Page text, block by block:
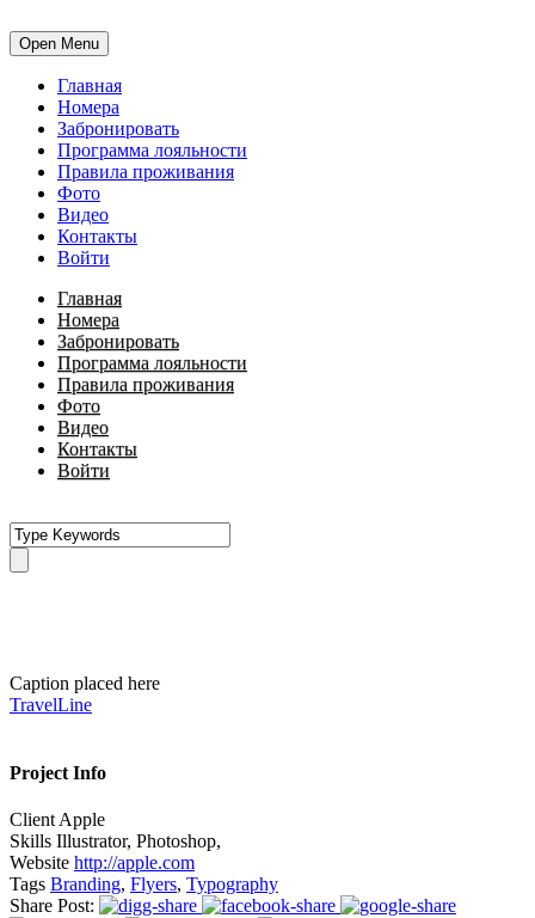
Open Menu
Главная
Номера
Забронировать
Программа лояльности
Правила проживания
Фото
Видео
Контакты
Войти
Главная
Номера
Забронировать
Программа лояльности
Правила проживания
Фото
Видео
Контакты
Войти
Caption placed here
TravelLine
Project Info
ClientApple
Skills Illustrator, Photoshop,
Website http://apple.com
Tags Branding, Flyers, Typography
Share Post: